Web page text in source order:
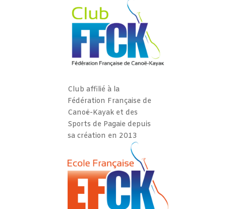
Club affilié à la
Fédération Française de
Canoë-Kayak et des
Sports de Pagaie depuis
sa création en 2013